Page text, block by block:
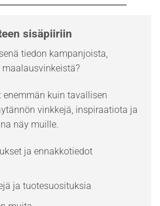
sisäpiiriin
tiedon kampanjoista,
kuin tavallisen
vinkkejä, inspiraatiota ja
näy muille.
ja ennakkotiedot
ja tuotesuosituksia